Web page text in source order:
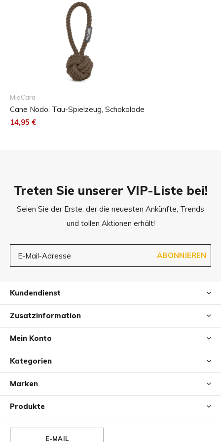
Waschmaschine gereinigt werden. Lasse das
Tauspielzeug nach der Reinigung an der Luft trocknen.
Gebe es nicht in den Trockner.
MiaCara
Cane Nodo, Tau-Spielzeug, Schokolade
14,95 €
Treten Sie unserer VIP-Liste bei!
Seien Sie der Erste, der die neuesten Ankünfte, Trends
und tollen Aktionen erhält!
ABONNIEREN
Kundendienst
Zusatzinformation
Mein Konto
Kategorien
Marken
Produkte
E-MAIL